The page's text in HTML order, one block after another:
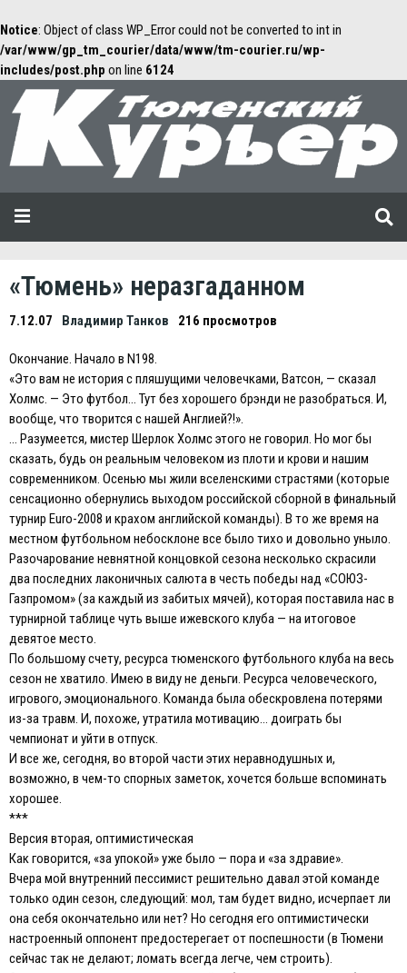
Notice: Object of class WP_Error could not be converted to int in
/var/www/gp_tm_courier/data/www/tm-courier.ru/wp-
includes/post.php on line 6124
«Тюмень» неразгаданном
7.12.07 Владимир Танков 216 просмотров
Окончание. Начало в N198.
«Это вам не история с пляшущими человечками, Ватсон, — сказал
Холмс. — Это футбол… Тут без хорошего брэнди не разобраться. И,
вообще, что творится с нашей Англией?!».
… Разумеется, мистер Шерлок Холмс этого не говорил. Но мог бы
сказать, будь он реальным человеком из плоти и крови и нашим
современником. Осенью мы жили вселенскими страстями (которые
сенсационно обернулись выходом российской сборной в финальный
турнир Euro-2008 и крахом английской команды). В то же время на
местном футбольном небосклоне все было тихо и довольно уныло.
Разочарование невнятной концовкой сезона несколько скрасили
два последних лаконичных салюта в честь победы над «СОЮЗ-
Газпромом» (за каждый из забитых мячей), которая поставила нас в
турнирной таблице чуть выше ижевского клуба — на итоговое
девятое место.
По большому счету, ресурса тюменского футбольного клуба на весь
сезон не хватило. Имею в виду не деньги. Ресурса человеческого,
игрового, эмоционального. Команда была обескровлена потерями
из-за травм. И, похоже, утратила мотивацию… доиграть бы
чемпионат и уйти в отпуск.
И все же, сегодня, во второй части этих неравнодушных и,
возможно, в чем-то спорных заметок, хочется больше вспоминать
хорошее.
***
Версия вторая, оптимистическая
Как говорится, «за упокой» уже было — пора и «за здравие».
Вчера мой внутренний пессимист решительно давал этой команде
только один сезон, следующий: мол, там будет видно, исчерпает ли
она себя окончательно или нет? Но сегодня его оптимистически
настроенный оппонент предостерегает от поспешности (в Тюмени
сейчас так не делают; ломать всегда легче, чем строить).